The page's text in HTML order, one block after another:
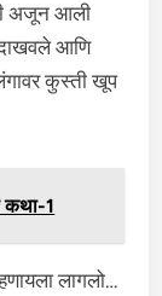
अजून आली
आणि
कुस्ती खूप
कथा-1
लागलो…